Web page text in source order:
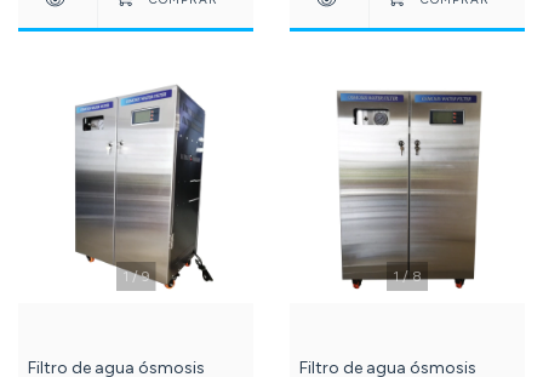
1/9
Filtro de agua ósmosis
1/8
Filtro de agua ósmosis